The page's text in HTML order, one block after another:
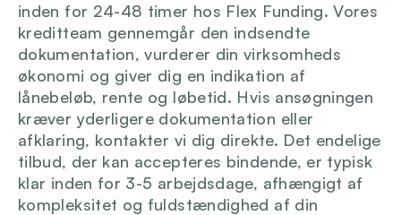
inden for 24-48 timer hos Flex Funding. Vores
kreditteam gennemgår den indsendte
dokumentation, vurderer din virksomheds
økonomi og giver dig en indikation af
lånebeløb, rente og løbetid. Hvis ansøgningen
kræver yderligere dokumentation eller
afklaring, kontakter vi dig direkte. Det endelige
tilbud, der kan accepteres bindende, er typisk
klar inden for 3-5 arbejdsdage, afhængigt af
kompleksitet og fuldstændighed af din